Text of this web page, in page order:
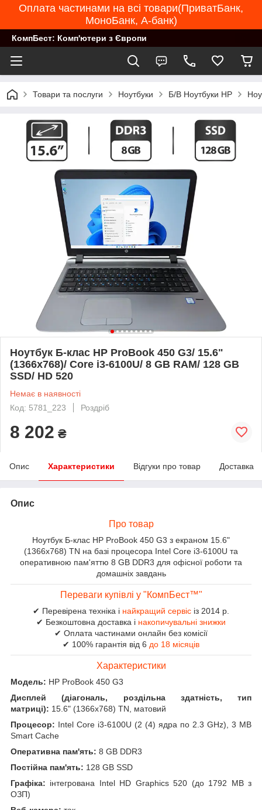
Оплата частинами на всі товари(ПриватБанк,
МоноБанк, А-банк)
КомпБест: Комп'ютери з Європи
Товари та послуги Ноутбуки Б/В Ноутбуки HP
Ноутбук Б-клас HP ProBook 450 G3/ 15.6"
(1366x768)/ Core i3-6100U/ 8 GB RAM/ 128 GB
SSD/ HD 520
Немає в наявності
Код: 5781_223
Роздріб
8 202 ₴
Опис Характеристики Відгуки про товар Доставка
Опис
Про товар
Ноутбук Б-клас HP ProBook 450 G3 з екраном 15.6"
(1366x768) TN на базі процесора Intel Core i3-6100U та
оперативною пам'яттю 8 GB DDR3 для офісної роботи та
домашніх завдань
Переваги купівлі у "КомпБест™"
✔ Перевірена техніка і найкращий сервіс із 2014 р.
✔ Безкоштовна доставка і накопичувальні знижки
✔ Оплата частинами онлайн без комісії
✔ 100% гарантія від 6 до 18 місяців
Характеристики
Модель: HP ProBook 450 G3
Дисплей (діагональ, роздільна здатність, тип
матриці): 15.6" (1366x768) TN, матовий
Процесор: Intel Core i3-6100U (2 (4) ядра по 2.3 GHz), 3 MB
Smart Cache
Оперативна пам'ять: 8 GB DDR3
Постійна пам'ять: 128 GB SSD
Графіка: інтегрована Intel HD Graphics 520 (до 1792 MB з
ОЗП)